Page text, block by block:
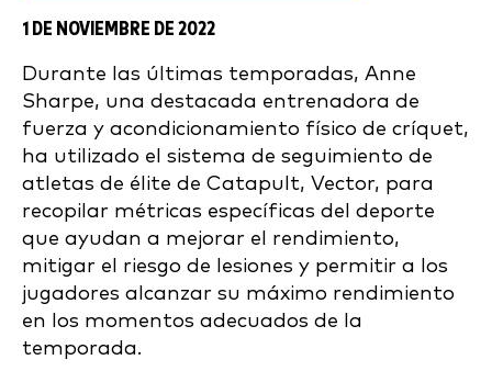
1 DE NOVIEMBRE DE 2022
Durante las últimas temporadas, Anne
Sharpe, una destacada entrenadora de
fuerza y acondicionamiento físico de críquet,
ha utilizado el sistema de seguimiento de
atletas de élite de Catapult, Vector, para
recopilar métricas específicas del deporte
que ayudan a mejorar el rendimiento,
mitigar el riesgo de lesiones y permitir a los
jugadores alcanzar su máximo rendimiento
en los momentos adecuados de la
temporada.